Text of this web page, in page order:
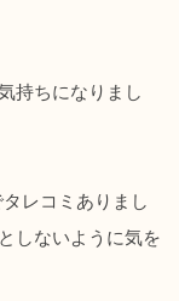
持ちになりまし
レコミありまし
しないように気を